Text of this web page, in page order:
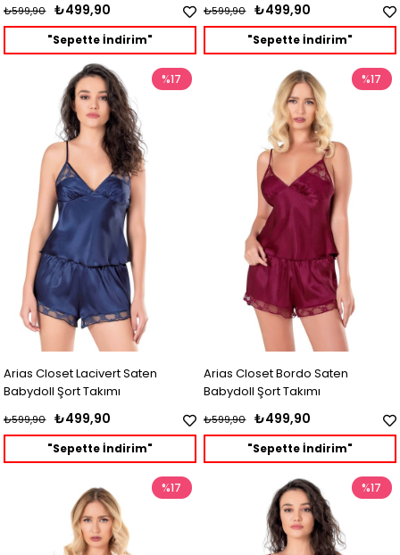
₺499,90
₺599,90
"Sepette İndirim"
₺499,90
₺599,90
"Sepette İndirim"
Arias Closet Lacivert Saten
Babydoll Şort Takımı
₺499,90
₺599,90
%17
"Sepette İndirim"
Arias Closet Bordo Saten
Babydoll Şort Takımı
₺499,90
₺599,90
%17
"Sepette İndirim"
%17 %17